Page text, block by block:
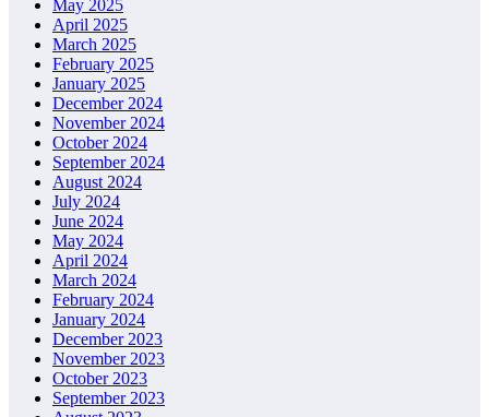
May 2025
April 2025
March 2025
February 2025
January 2025
December 2024
November 2024
October 2024
September 2024
August 2024
July 2024
June 2024
May 2024
April 2024
March 2024
February 2024
January 2024
December 2023
November 2023
October 2023
September 2023